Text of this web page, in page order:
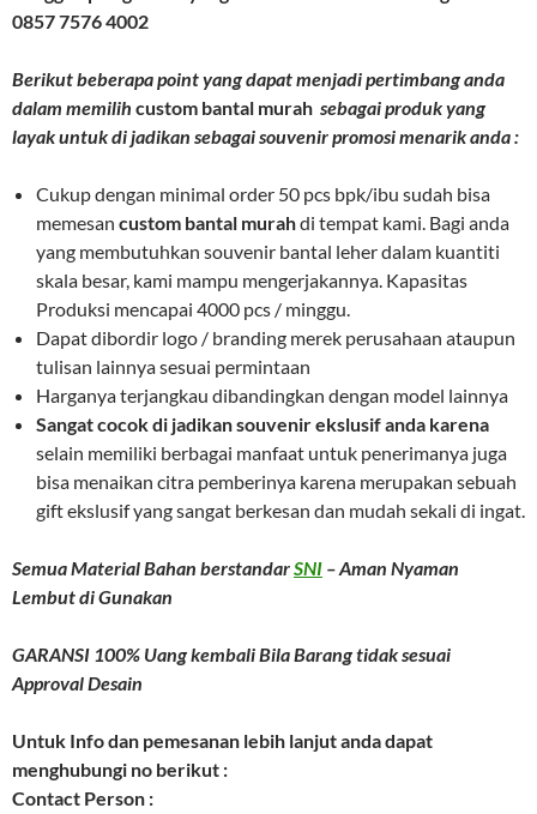
0857 7576 4002
Berikut beberapa point yang dapat menjadi pertimbang anda
dalam memilih custom bantal murah sebagai produk yang
layak untuk di jadikan sebagai souvenir promosi menarik anda :
Cukup dengan minimal order 50 pcs bpk/ibu sudah bisa
memesan custom bantal murahdi tempat kami. Bagi anda
yang membutuhkan souvenir bantal leher dalam kuantiti
skala besar, kami mampu mengerjakannya. Kapasitas
Produksi mencapai 4000 pcs / minggu.
Dapat dibordir logo / branding merek perusahaan ataupun
tulisan lainnya sesuai permintaan
Harganya terjangkau dibandingkan dengan model lainnya
Sangat cocok di jadikan souvenir ekslusif anda karena
selain memiliki berbagai manfaat untuk penerimanya juga
bisa menaikan citra pemberinya karena merupakan sebuah
gift ekslusif yang sangat berkesan dan mudah sekali di ingat.
Semua Material Bahan berstandarSNI – Aman Nyaman
Lembut di Gunakan
GARANSI 100% Uang kembali Bila Barang tidak sesuai
Approval Desain
Untuk Info dan pemesanan lebih lanjut anda dapat
menghubungi no berikut :
Contact Person :